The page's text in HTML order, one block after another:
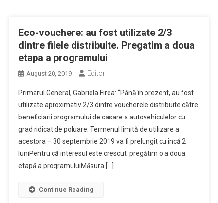
Eco-vouchere: au fost utilizate 2/3
dintre filele distribuite. Pregatim a doua
etapa a programului
August 20, 2019 Editor
Primarul General, Gabriela Firea: “Până în prezent, au fost
utilizate aproximativ 2/3 dintre voucherele distribuite către
beneficiarii programului de casare a autovehiculelor cu
grad ridicat de poluare. Termenul limită de utilizare a
acestora – 30 septembrie 2019 va fi prelungit cu încă 2
luniPentru că interesul este crescut, pregătim o a doua
etapă a programuluiMăsura […]
Continue Reading